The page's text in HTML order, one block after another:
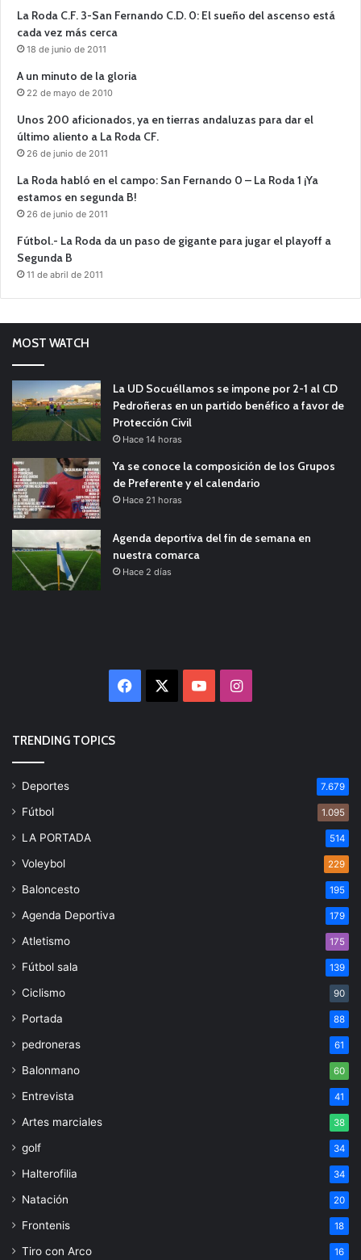
La Roda C.F. 3-San Fernando C.D. 0: El sueño del ascenso está
cada vez más cerca
18 de junio de 2011
A un minuto de la gloria
22 de mayo de 2010
Unos 200 aficionados, ya en tierras andaluzas para dar el
último aliento a La Roda CF.
26 de junio de 2011
La Roda habló en el campo: San Fernando 0 – La Roda 1 ¡Ya
estamos en segunda B!
26 de junio de 2011
Fútbol.- La Roda da un paso de gigante para jugar el playoff a
Segunda B
11 de abril de 2011
MOST WATCH
La UD Socuéllamos se impone por 2-1 al CD
Pedroñeras en un partido benéfico a favor de
Protección Civil
Hace 14 horas
Ya se conoce la composición de los Grupos
de Preferente y el calendario
Hace 21 horas
Agenda deportiva del fin de semana en
nuestra comarca
Hace 2 días
Facebook YouTubeInstagram
TRENDING TOPICS
Deportes 7.679
Fútbol 1.095
LA PORTADA 514
Voleybol 229
Baloncesto 195
Agenda Deportiva 179
Atletismo 175
Fútbol sala 139
Ciclismo 90
Portada 88
pedroneras 61
Balonmano 60
Entrevista 41
Artes marciales 38
golf 34
Halterofilia 34
Natación 20
Frontenis 18
Tiro con Arco 16